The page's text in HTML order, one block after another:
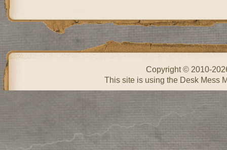
Copyright © 2010-
This site is using the Desk Mess